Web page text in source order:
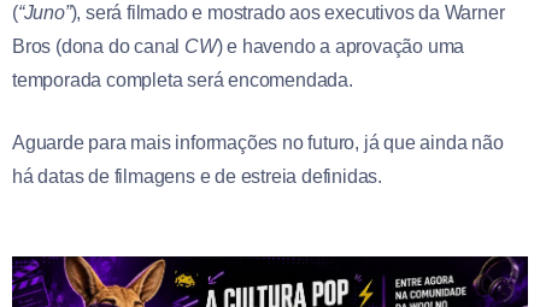
(“Juno”), será filmado e mostrado aos executivos da Warner
Bros (dona do canal CW) e havendo a aprovação uma
temporada completa será encomendada.
Aguarde para mais informações no futuro, já que ainda não
há datas de filmagens e de estreia definidas.